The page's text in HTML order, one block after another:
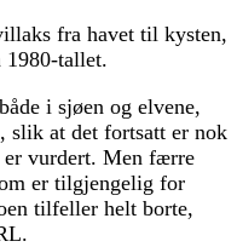
fra havet til kysten,
1980-tallet.
i sjøen og elvene,
slik at det fortsatt er nok
er vurdert. Men færre
er tilgjengelig for
tilfeller helt borte,